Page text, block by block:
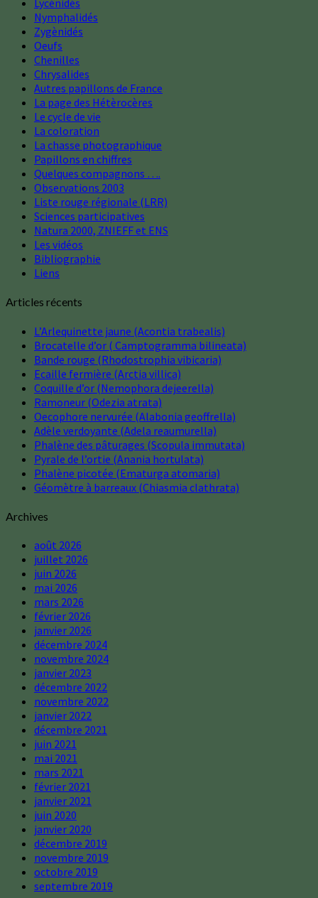
Lycénidés
Nymphalidés
Zygènidés
Oeufs
Chenilles
Chrysalides
Autres papillons de France
La page des Hétèrocères
Le cycle de vie
La coloration
La chasse photographique
Papillons en chiffres
Quelques compagnons ….
Observations 2003
Liste rouge régionale (LRR)
Sciences participatives
Natura 2000, ZNIEFF et ENS
Les vidéos
Bibliographie
Liens
Articles récents
L’Arlequinette jaune (Acontia trabealis)
Brocatelle d’or ( Camptogramma bilineata)
Bande rouge (Rhodostrophia vibicaria)
Ecaille fermière (Arctia villica)
Coquille d’or (Nemophora dejeerella)
Ramoneur (Odezia atrata)
Oecophore nervurée (Alabonia geoffrella)
Adèle verdoyante (Adela reaumurella)
Phalène des pâturages (Scopula immutata)
Pyrale de l’ortie (Anania hortulata)
Phalène picotée (Ematurga atomaria)
Géomètre à barreaux (Chiasmia clathrata)
Archives
août 2026
juillet 2026
juin 2026
mai 2026
mars 2026
février 2026
janvier 2026
décembre 2024
novembre 2024
janvier 2023
décembre 2022
novembre 2022
janvier 2022
décembre 2021
juin 2021
mai 2021
mars 2021
février 2021
janvier 2021
juin 2020
janvier 2020
décembre 2019
novembre 2019
octobre 2019
septembre 2019